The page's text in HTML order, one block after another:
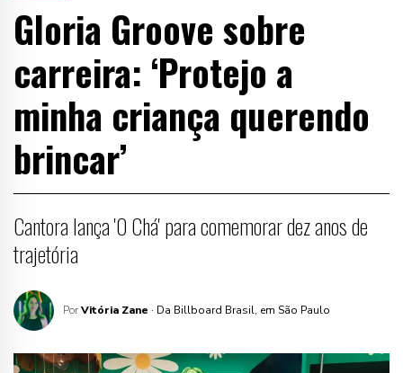
Gloria Groove sobre
carreira: ‘Protejo a
minha criança querendo
brincar’
Cantora lança 'O Chá' para comemorar dez anos de
trajetória
PorVitória Zane · Da Billboard Brasil, em São Paulo